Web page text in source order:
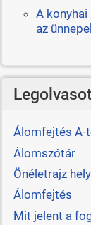
A
az
Álomfejtés A-
Álomszótár
Önéletrajz
Álomfejtés
Mit jelent a